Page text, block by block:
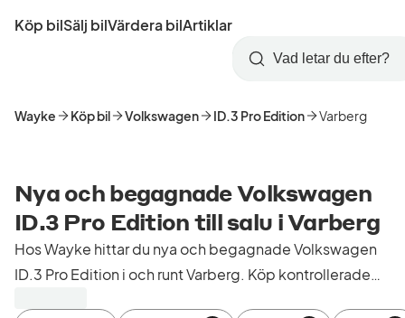
till
Startsida
Köp bilSälj bilVärdera bilArtiklar
Skapa
konto
Logga
in
Sök
Wayke Köp bil Volkswagen ID.3 Pro Edition Varberg
Nya och begagnade Volkswagen
ID.3 Pro Edition till salu i Varberg
Hos Wayke hittar du nya och begagnade Volkswagen
ID.3 Pro Edition i och runt Varberg. Köp kontrollerade